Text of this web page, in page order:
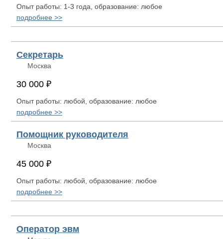
Опыт работы: 1-3 года, образование: любое
подробнее >>
Секретарь
Москва
30 000 ₽
Опыт работы: любой, образование: любое
подробнее >>
Помощник руководителя
Москва
45 000 ₽
Опыт работы: любой, образование: любое
подробнее >>
Оператор эвм